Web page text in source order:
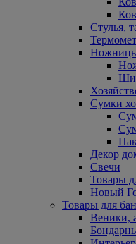
Стулья,
Сумки
Декор
Свечи
Товары
Новый
Товары для
Веники,